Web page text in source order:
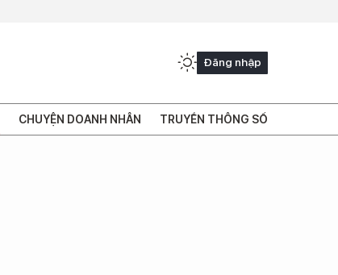
Đăng nhập
CHUYỆN DOANH NHÂN TRUYỀN THÔNG SỐ